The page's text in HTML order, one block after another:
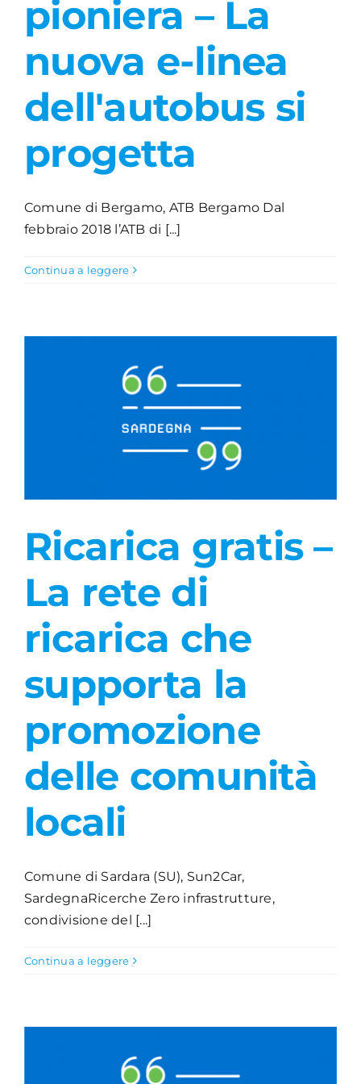
Academy
pioniera – La
nuova e-linea
dell'autobus si
progetta
Comune di Bergamo, ATB Bergamo Dal
febbraio 2018 l’ATB di [...]
Continua a leggere
Ricarica gratis –
La rete di
ricarica che
supporta la
promozione
delle comunità
locali
Comune di Sardara (SU), Sun2Car,
SardegnaRicerche Zero infrastrutture,
condivisione del [...]
Continua a leggere